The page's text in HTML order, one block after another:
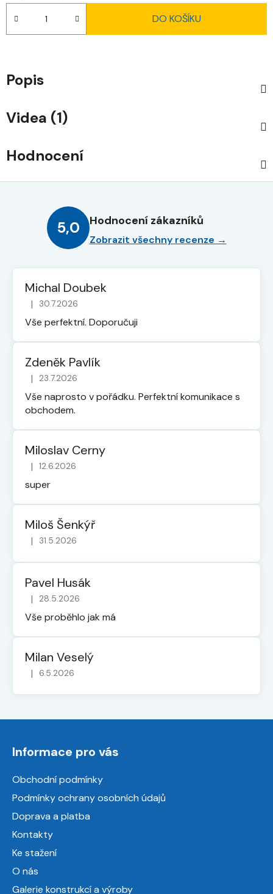
DO KOŠÍKU
Popis
Videa (1)
Hodnocení
5,0 Hodnocení zákazníků
Zobrazit všechny recenze →
Michal Doubek
Hodnocení obchodu je 5 z 5 hvězdiček.
| 30.7.2026
Vše perfektní. Doporučuji
Zdeněk Pavlík
Hodnocení obchodu je 5 z 5 hvězdiček.
| 23.7.2026
Vše naprosto v pořádku. Perfektní komunikace s
obchodem.
Miloslav Cerny
Hodnocení obchodu je 5 z 5 hvězdiček.
| 12.6.2026
super
Miloš Šenkýř
Hodnocení obchodu je 5 z 5 hvězdiček.
| 31.5.2026
Pavel Husák
Hodnocení obchodu je 5 z 5 hvězdiček.
| 28.5.2026
Vše proběhlo jak má
Milan Veselý
Hodnocení obchodu je 5 z 5 hvězdiček.
| 6.5.2026
Informace pro vás
Obchodní podmínky
Podmínky ochrany osobních údajů
Doprava a platba
Kontakty
Ke stažení
O nás
Galerie konstrukcí a výroby